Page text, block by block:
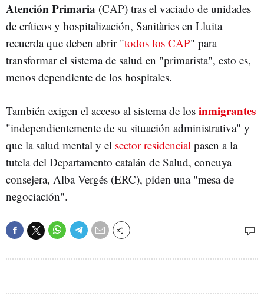
Atención Primaria (CAP) tras el vaciado de unidades
de críticos y hospitalización, Sanitàries en Lluita
recuerda que deben abrir "todos los CAP" para
transformar el sistema de salud en "primarista", esto es,
menos dependiente de los hospitales.
También exigen el acceso al sistema de los inmigrantes
"independientemente de su situación administrativa" y
que la salud mental y el sector residencial pasen a la
tutela del Departamento catalán de Salud, concuya
consejera, Alba Vergés (ERC), piden una "mesa de
negociación".